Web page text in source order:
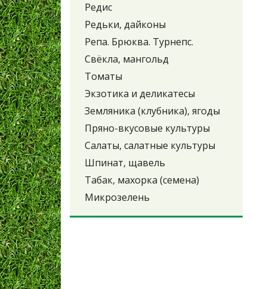
Редис
Редьки, дайконы
Репа. Брюква. Турнепс.
Свёкла, мангольд
Томаты
Экзотика и деликатесы
Земляника (клубника), ягоды
Пряно-вкусовые культуры
Салаты, салатные культуры
Шпинат, щавель
Табак, махорка (семена)
Микрозелень